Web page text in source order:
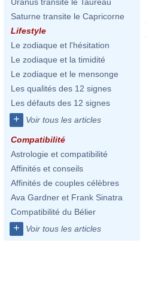
Saturne transite le Capricorne
Lifestyle
Le zodiaque et l'hésitation
Le zodiaque et la timidité
Le zodiaque et le mensonge
Les qualités des 12 signes
Les défauts des 12 signes
+ Voir tous les articles
Compatibilité
Astrologie et compatibilité
Affinités et conseils
Affinités de couples célèbres
Ava Gardner et Frank Sinatra
Compatibilité du Bélier
+ Voir tous les articles